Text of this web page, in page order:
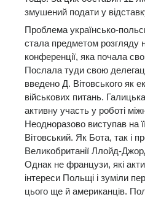
змушений подати у
Проблема українсько-
стала предметом розгляду
конференції, яка почала
Послала туди свою
введено Д. Вітовського як
військових питань.
активну участь у роботі
Неодноразово виступав на
Вітовський. Як Бота, так і
Великобританії Ллойд-
Однак не французи, які
інтереси Польщі і зуміли
цього ще й американців.